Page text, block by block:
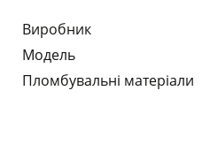
Виробник
Модель
Пломбувальні матеріали